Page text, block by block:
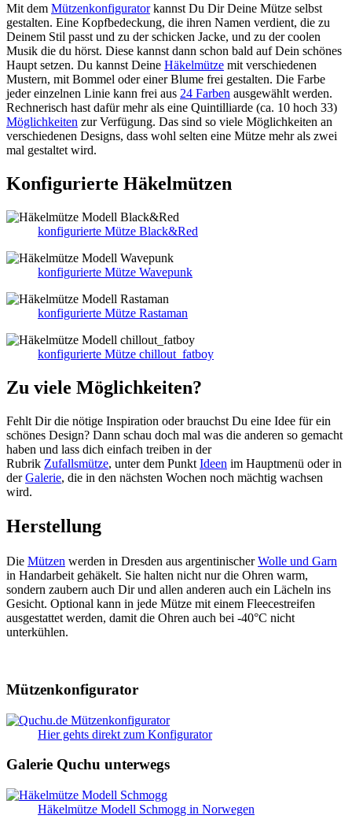
Mit dem Mützenkonfiguratorkannst Du Dir Deine Mütze selbst
gestalten. Eine Kopfbedeckung, die ihren Namen verdient, die zu
Deinem Stil passt und zu der schicken Jacke, und zu der coolen
Musik die du hörst. Diese kannst dann schon bald auf Dein schönes
Haupt setzen. Du kannst Deine Häkelmütze mit verschiedenen
Mustern, mit Bommel oder einer Blume frei gestalten. Die Farbe
jeder einzelnen Linie kann frei aus 24 Farben ausgewählt werden.
Rechnerisch hast dafür mehr als eine Quintilliarde (ca. 10 hoch 33)
Möglichkeiten zur Verfügung. Das sind so viele Möglichkeiten an
verschiedenen Designs, dass wohl selten eine Mütze mehr als zwei
mal gestaltet wird.
Konfigurierte Häkelmützen
konfigurierte Mütze Black&Red
konfigurierte Mütze Wavepunk
konfigurierte Mütze Rastaman
konfigurierte Mütze chillout_fatboy
Zu viele Möglichkeiten?
Fehlt Dir die nötige Inspiration oder brauchst Du eine Idee für ein
schönes Design? Dann schau doch mal was die anderen so gemacht
haben und lass dich einfach treiben in der
Rubrik Zufallsmütze, unter dem Punkt Ideen im Hauptmenü oder in
derGalerie, die in den nächsten Wochen noch mächtig wachsen
wird.
Herstellung
Die Mützen werden in Dresden aus argentinischerWolle und Garn
in Handarbeit gehäkelt. Sie halten nicht nur die Ohren warm,
sondern zaubern auch Dir und allen anderen auch ein Lächeln ins
Gesicht. Optional kann in jede Mütze mit einem Fleecestreifen
ausgestattet werden, damit die Ohren auch bei -40°C nicht
unterkühlen.
Mützenkonfigurator
Hier gehts direkt zum Konfigurator
Galerie Quchu unterwegs
Häkelmütze Modell Schmogg in Norwegen